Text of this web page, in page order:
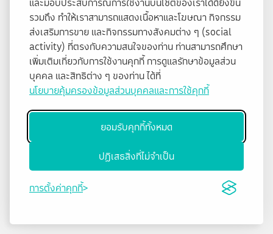
รวมถึง ทำให้เราสามารถแสดงเนื้อหาและโฆษณา กิจกรรม
ส่งเสริมการขาย และกิจกรรมทางสังคมต่าง ๆ (social
activity) ที่ตรงกับความสนใจของท่าน ท่านสามารถศึกษา
เพิ่มเติมเกี่ยวกับการใช้งานคุกกี้ การดูแลรักษาข้อมูลส่วน
บุคคล และสิทธิต่าง ๆ ของท่าน ได้ที่
นโยบายคุ้มครองข้อมูลส่วนบุคคลและการใช้คุกกี้
ยอมรับคุกกี้ทั้งหมด
ปฏิเสธสิ่งที่ไม่จำเป็น
การตั้งค่าคุกกี้